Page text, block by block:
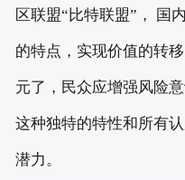
区联盟“比特联盟”， 国
的特点，实现价值的转
元了，民众应增强风险
这种独特的特性和所有
潜力。